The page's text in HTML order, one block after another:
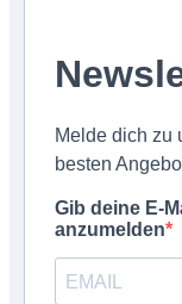
Melde dich zu
besten
Gib deine E-
anzumelden